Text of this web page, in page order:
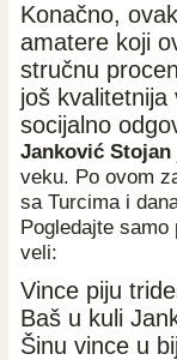
Konačno,
amatere koji
stručnu
još
socijalno
Janković Stojan
veku. Po ovom
sa Turcima i
Pogledajte
veli:
Vince piju
Baš u kuli
Šinu vince u